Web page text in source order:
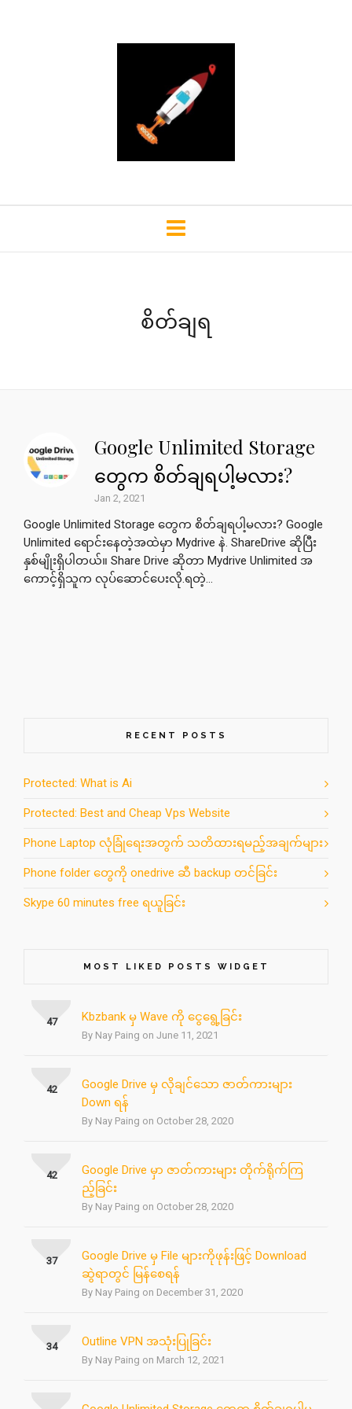
စိတ်ချရ
Google Unlimited Storage
တွေက စိတ်ချရပါ့မလား?
Jan 2, 2021
Google Unlimited Storage တွေက စိတ်ချရပါ့မလား? Google
Unlimited ရောင်းနေတဲ့အထဲမှာ Mydrive နဲ. ShareDrive ဆိုပြီး
နှစ်မျိုးရှိပါတယ်။ Share Drive ဆိုတာ Mydrive Unlimited အ
ကောင့်ရှိသူက လုပ်ဆောင်ပေးလို.ရတဲ့...
RECENT POSTS
Protected: What is Ai
Protected: Best and Cheap Vps Website
Phone Laptop လုံခြုံရေးအတွက် သတိထားရမည့်အချက်များ
Phone folder တွေကို onedrive ဆီ backup တင်ခြင်း
Skype 60 minutes free ရယူခြင်း
MOST LIKED POSTS WIDGET
Kbzbank မှ Wave ကို ငွေရွေ့ခြင်း
By Nay Paing on June 11, 2021
47
Google Drive မှ လိုချင်သော ဇာတ်ကားများ
Down ရန်
By Nay Paing on October 28, 2020
42
Google Drive မှာ ဇာတ်ကားများ တိုက်ရိုက်ကြ
ည့်ခြင်း
By Nay Paing on October 28, 2020
42
Google Drive မှ File များကိုဖုန်းဖြင့် Download
ဆွဲရာတွင် မြန်စေရန်
By Nay Paing on December 31, 2020
37
Outline VPN အသုံးပြုခြင်း
By Nay Paing on March 12, 2021
34